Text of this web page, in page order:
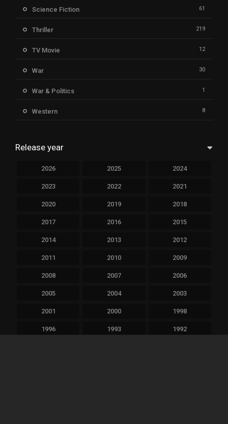
Science Fiction 61
Thriller 219
TV Movie 12
War 30
War & Politics 1
Western 8
Release year
2026 2025 2024
2023 2022 2021
2020 2019 2018
2017 2016 2015
2014 2013 2012
2011 2010 2009
2008 2007 2006
2005 2004 2003
2001 2000 1998
1996 1993 1992